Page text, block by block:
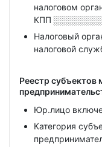
налоговом
КПП
Налоговый
налоговой
Реестр субъектов
Юр.лицо
Категория